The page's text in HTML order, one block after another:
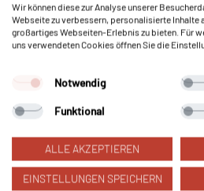
Outdoor-Beistelltisch•Farbe
Wir können diese zur Analyse unserer
Webseite zu verbessern, personalisierte Inhalte
großartiges Webseiten-Erlebnis zu bieten. Für
uns verwendeten Cookies öffnen Sie die
Notwendig
Funktional
ALLE AKZEPTIEREN
EINSTELLUNGEN SPEICHERN